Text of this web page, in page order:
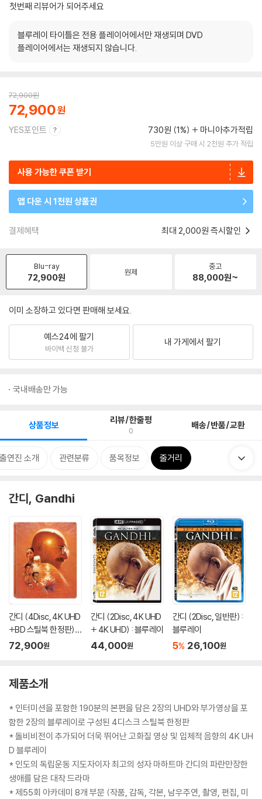
첫번째 리뷰어가 되어주세요
블루레이 타이틀은 전용 플레이어에서만 재생되며 DVD
플레이어에서는 재생되지 않습니다.
72,900원
72,900
YES포인트 730원 (1%) 마니아추가적립
5만원 이상 구매 시 2천원 추가 적립
사용 가능한 쿠폰 받기
앱 다운 시 1천원 상품권
결제혜택 최대 2,000원 즉시할인
Blu-ray
72,900원 원제
중고
88,000원~
이미 소장하고 있다면 판매해 보세요.
예스24에 팔기
바이백 신청 불가
내 가게에서 팔기
국내배송만 가능
상품정보 리뷰/한줄평
0 배송/반품/교환
연진 소개 관련분류 품목정보 줄거리
간디, Gandhi
간디 (4Disc, 4K UHD
+BD 스틸북 한정판) :
블루레이
72,900원
간디 (2Disc, 4K UHD
+ 4K UHD) : 블루레이
44,000원
간디 (2Disc, 일반판) :
블루레이
5% 26,100원
제품소개
* 인터미션을 포함한 190분의 본편을 담은 2장의 UHD와 부가영상을 포
함한 2장의 블루레이로 구성된 4디스크 스틸북 한정판
* 돌비비전이 추가되어 더욱 뛰어난 고화질 영상 및 입체적 음향의 4K UH
D 블루레이
* 인도의 독립운동 지도자이자 최고의 성자 마하트마 간디의 파란만장한
생애를 담은 대작 드라마
* 제55회 아카데미 8개 부문 (작품, 감독, 각본, 남우주연, 촬영, 편집, 미